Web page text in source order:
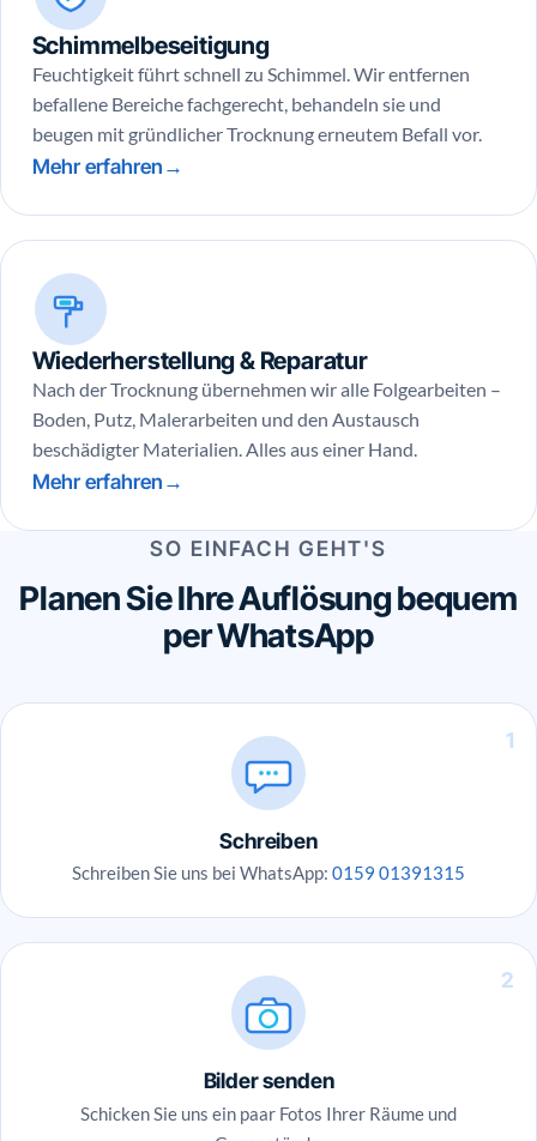
Schimmelbeseitigung
Feuchtigkeit führt schnell zu Schimmel. Wir entfernen
befallene Bereiche fachgerecht, behandeln sie und
beugen mit gründlicher Trocknung erneutem Befall vor.
Mehr erfahren
Wiederherstellung & Reparatur
Nach der Trocknung übernehmen wir alle Folgearbeiten –
Boden, Putz, Malerarbeiten und den Austausch
beschädigter Materialien. Alles aus einer Hand.
Mehr erfahren
SO EINFACH GEHT'S
Planen Sie Ihre Auflösung bequem
per WhatsApp
1
Schreiben
Schreiben Sie uns bei WhatsApp: 0159 01391315
2
Bilder senden
Schicken Sie uns ein paar Fotos Ihrer Räume und